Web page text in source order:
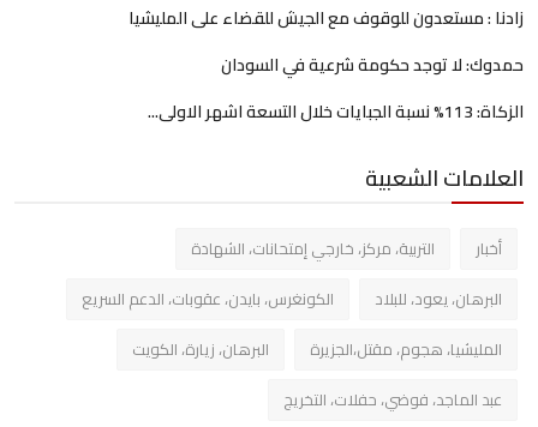
زادنا : مستعدون للوقوف مع الجيش للقضاء على المليشيا
حمدوك: لا توجد حكومة شرعية في السودان
الزكاة: 113% نسبة الجبايات خلال التسعة اشهر الاولى...
العلامات الشعبية
أخبار
التربية، مركز، خارجي إمتحانات، الشهادة
البرهان، يعود، للبلاد
الكونغرس، بايدن، عقوبات، الدعم السريع
المليشيا، هجوم، مقتل،الجزيرة
البرهان، زيارة، الكويت
عبد الماجد، فوضي، حفلات، التخريج